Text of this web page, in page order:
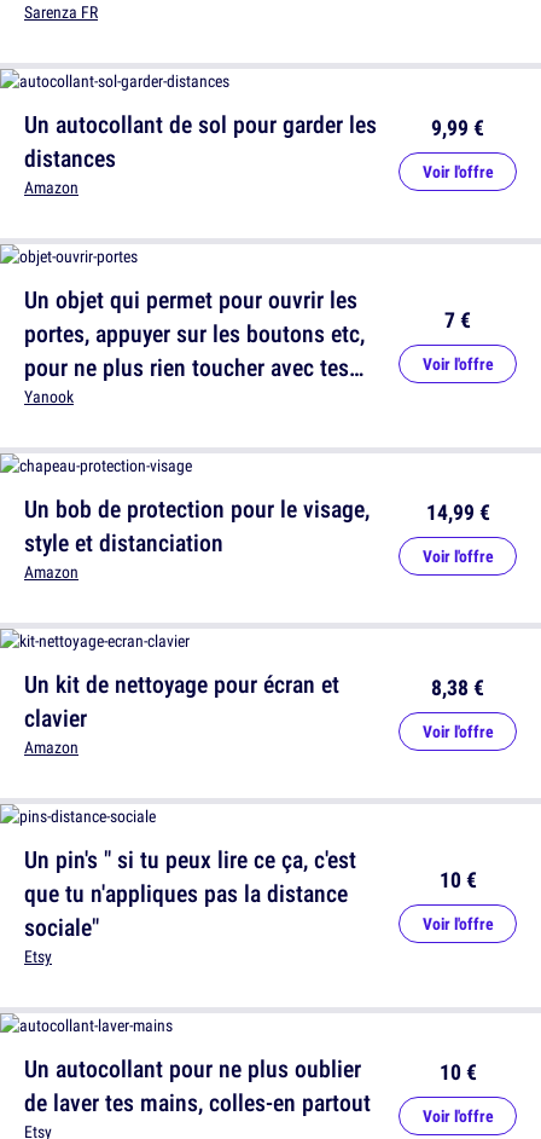
Un autocollant de sol pour garder les
distances
Amazon
9,99 €
Voir l'offre
Un bob de protection pour le visage,
style et distanciation
Amazon
14,99 €
Voir l'offre
Un autocollant pour ne plus oublier
de laver tes mains, colles-en partout
Etsy
10 €
Voir l'offre
Sarenza FR
Un objet qui permet pour ouvrir les
portes, appuyer sur les boutons etc,
pour ne plus rien toucher avec tes
mains
Yanook
7 €
Voir l'offre
Un kit de nettoyage pour écran et
clavier
Amazon
8,38 €
Voir l'offre
Un pin's " si tu peux lire ce ça, c'est
que tu n'appliques pas la distance
sociale"
Etsy
10 €
Voir l'offre